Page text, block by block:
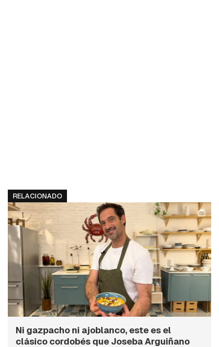
Guardar como favorito
Para poder guardar como favorito, primero has de
RELACIONADO
Ni gazpacho ni ajoblanco, este es el
clásico cordobés que Joseba Arguiñano
Gracias por suscribirte a nuestro boletín.